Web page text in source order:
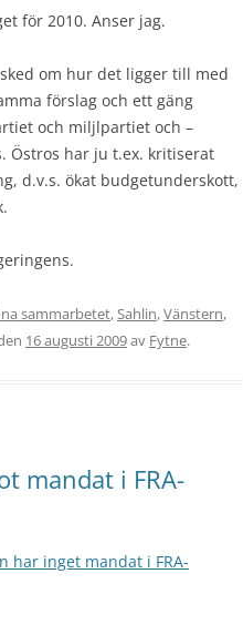
för 2010. Anser jag.
om hur det ligger till med
förslag och ett gäng
och miljlpartiet och –
Östros har ju t.ex. kritiserat
d.v.s. ökat budgetunderskott,
sammarbetet,Sahlin,Vänstern,
16 augusti 2009av Fytne.
mandat i FRA-
har inget mandat i FRA-